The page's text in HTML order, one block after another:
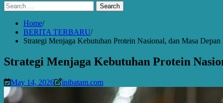
Search
for:
Home
BERITA TERBARU
Strategi Menjaga Kebutuhan Protein Nasional, dan Masa Depan
Strategi Menjaga Kebutuhan Protein
May 14, 2026 inibatam.com